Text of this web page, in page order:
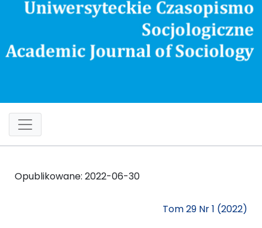
Opublikowane: 2022-06-30
Tom 29 Nr 1 (2022)